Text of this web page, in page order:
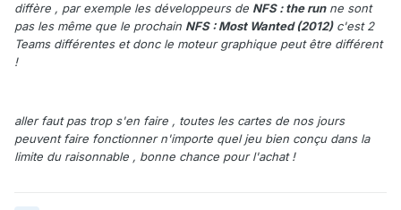
diffère , par exemple les développeurs de NFS : the runne sont
pas les même que le prochain NFS : Most Wanted (2012)c'est 2
Teams différentes et donc le moteur graphique peut être différent
!
aller faut pas trop s'en faire , toutes les cartes de nos jours
peuvent faire fonctionner n'importe quel jeu bien conçu dans la
limite du raisonnable , bonne chance pour l'achat !